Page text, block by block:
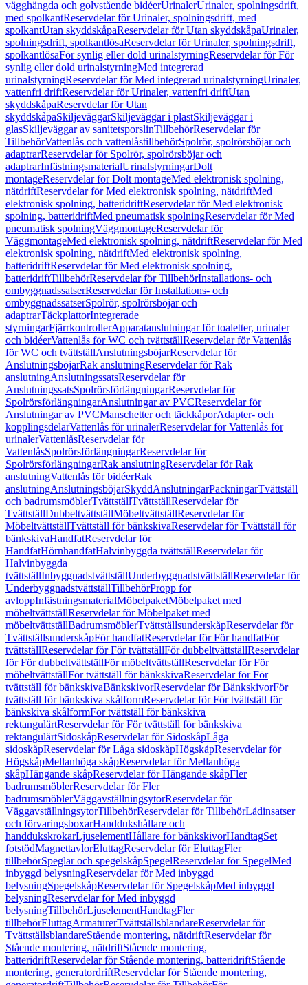
vägghängda och golvstående bidéerUrinalerUrinaler, spolningsdrift,
med spolkantReservdelar för Urinaler, spolningsdrift, med
spolkantUtan skyddskåpaReservdelar för Utan skyddskåpaUrinaler,
spolningsdrift, spolkantlösaReservdelar för Urinaler, spolningsdrift,
spolkantlösaFör synlig eller dold urinalstyrningReservdelar för För
synlig eller dold urinalstyrningMed integrerad
urinalstyrningReservdelar för Med integrerad urinalstyrningUrinaler,
vattenfri driftReservdelar för Urinaler, vattenfri driftUtan
skyddskåpaReservdelar för Utan
skyddskåpaSkiljeväggarSkiljeväggar i plastSkiljeväggar i
glasSkiljeväggar av sanitetsporslinTillbehörReservdelar för
TillbehörVattenlås och vattenlåstillbehörSpolrör, spolrörsböjar och
adaptrarReservdelar för Spolrör, spolrörsböjar och
adaptrarInfästningsmaterialUrinalstyrningarDolt
montageReservdelar för Dolt montageMed elektronisk spolning,
nätdriftReservdelar för Med elektronisk spolning, nätdriftMed
elektronisk spolning, batteridriftReservdelar för Med elektronisk
spolning, batteridriftMed pneumatisk spolningReservdelar för Med
pneumatisk spolningVäggmontageReservdelar för
VäggmontageMed elektronisk spolning, nätdriftReservdelar för Med
elektronisk spolning, nätdriftMed elektronisk spolning,
batteridriftReservdelar för Med elektronisk spolning,
batteridriftTillbehörReservdelar för TillbehörInstallations- och
ombyggnadssatserReservdelar för Installations- och
ombyggnadssatserSpolrör, spolrörsböjar och
adaptrarTäckplattorIntegrerade
styrningarFjärrkontrollerApparatanslutningar för toaletter, urinaler
och bidéerVattenlås för WC och tvättställReservdelar för Vattenlås
för WC och tvättställAnslutningsböjarReservdelar för
AnslutningsböjarRak anslutningReservdelar för Rak
anslutningAnslutningssatsReservdelar för
AnslutningssatsSpolrörsförlängningarReservdelar för
SpolrörsförlängningarAnslutningar av PVCReservdelar för
Anslutningar av PVCManschetter och täckkåporAdapter- och
kopplingsdelarVattenlås för urinalerReservdelar för Vattenlås för
urinalerVattenlåsReservdelar för
VattenlåsSpolrörsförlängningarReservdelar för
SpolrörsförlängningarRak anslutningReservdelar för Rak
anslutningVattenlås för bidéerRak
anslutningAnslutningsböjarSkyddAnslutningarPackningarTvättställ
och badrumsmöblerTvättställTvättställReservdelar för
TvättställDubbeltvättställMöbeltvättställReservdelar för
MöbeltvättställTvättställ för bänkskivaReservdelar för Tvättställ för
bänkskivaHandfatReservdelar för
HandfatHörnhandfatHalvinbyggda tvättställReservdelar för
Halvinbyggda
tvättställInbyggnadstvättställUnderbyggnadstvättställReservdelar för
UnderbyggnadstvättställTillbehörPropp för
avloppInfästningsmaterialMöbelpaketMöbelpaket med
möbeltvättställReservdelar för Möbelpaket med
möbeltvättställBadrumsmöblerTvättställsunderskåpReservdelar för
TvättställsunderskåpFör handfatReservdelar för För handfatFör
tvättställReservdelar för För tvättställFör dubbeltvättställReservdelar
för För dubbeltvättställFör möbeltvättställReservdelar för För
möbeltvättställFör tvättställ för bänkskivaReservdelar för För
tvättställ för bänkskivaBänkskivorReservdelar för BänkskivorFör
tvättställ för bänkskiva skålformReservdelar för För tvättställ för
bänkskiva skålformFör tvättställ för bänkskiva
rektangulärtReservdelar för För tvättställ för bänkskiva
rektangulärtSidoskåpReservdelar för SidoskåpLåga
sidoskåpReservdelar för Låga sidoskåpHögskåpReservdelar för
HögskåpMellanhöga skåpReservdelar för Mellanhöga
skåpHängande skåpReservdelar för Hängande skåpFler
badrumsmöblerReservdelar för Fler
badrumsmöblerVäggavställningsytorReservdelar för
VäggavställningsytorTillbehörReservdelar för TillbehörLådinsatser
och förvaringsboxarHanddukshållare och
handdukskrokarLjuselementHållare för bänkskivorHandtagSet
fotstödMagnettavlorEluttagReservdelar för EluttagFler
tillbehörSpeglar och spegelskåpSpegelReservdelar för SpegelMed
inbyggd belysningReservdelar för Med inbyggd
belysningSpegelskåpReservdelar för SpegelskåpMed inbyggd
belysningReservdelar för Med inbyggd
belysningTillbehörLjuselementHandtagFler
tillbehörEluttagArmaturerTvättställsblandareReservdelar för
TvättställsblandareStående montering, nätdriftReservdelar för
Stående montering, nätdriftStående montering,
batteridriftReservdelar för Stående montering, batteridriftStående
montering, generatordriftReservdelar för Stående montering,